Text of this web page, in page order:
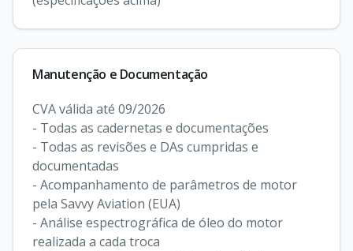
Manutenção e Documentação
CVA válida até 09/2026
- Todas as cadernetas e documentações
- Todas as revisões e DAs cumpridas e
documentadas
- Acompanhamento de parâmetros de motor
pela Savvy Aviation (EUA)
- Análise espectrográfica de óleo do motor
realizada a cada troca